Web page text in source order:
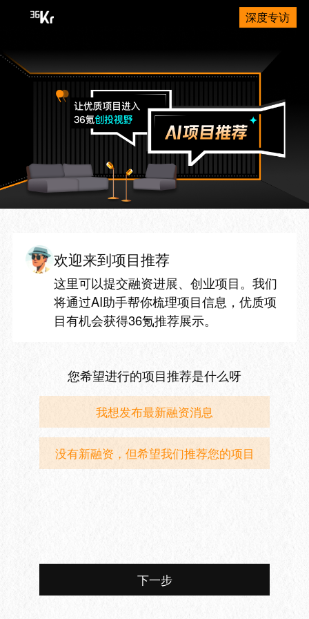
深度专访
欢迎来到项目推荐
这里可以提交融资进展、创业项目。我们
将通过AI助手帮你梳理项目信息，优质项
目有机会获得36氪推荐展示。
您希望进行的项目推荐是什么呀
我想发布最新融资消息
没有新融资，但希望我们推荐您的项目
下一步